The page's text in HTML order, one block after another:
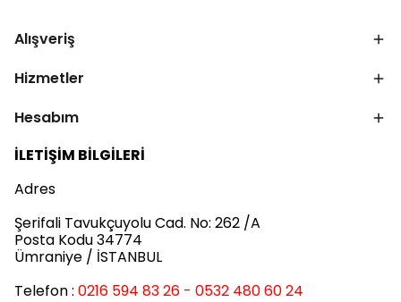
Alışveriş
Hizmetler
Hesabım
İLETİŞİM BİLGİLERİ
Adres
Şerifali Tavukçuyolu Cad. No: 262 /A
Posta Kodu 34774
Ümraniye / İSTANBUL
Telefon : 0216 594 83 26 - 0532 480 60 24